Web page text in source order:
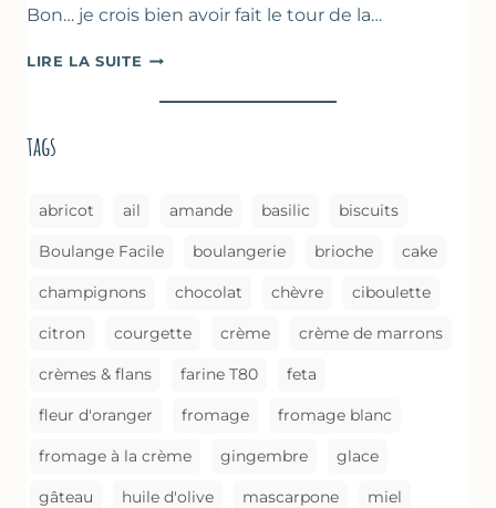
Bon… je crois bien avoir fait le tour de la…
LIRE LA SUITE ASPERGES
(MÉTHODE
tags
abricot ail amande basilic biscuits
Boulange Facile boulangerie brioche cake
champignons chocolat chèvre ciboulette
citron courgette crème crème de marrons
crèmes & flans farine T80 feta
fleur d'oranger fromage fromage blanc
fromage à la crème gingembre glace
gâteau huile d'olive mascarpone miel